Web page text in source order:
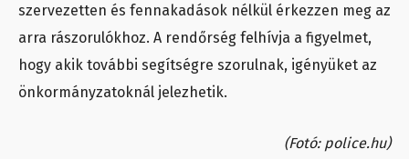
szervezetten és fennakadások nélkül érkezzen meg az
arra rászorulókhoz. A rendőrség felhívja a figyelmet,
hogy akik további segítségre szorulnak, igényüket az
önkormányzatoknál jelezhetik.
(Fotó: police.hu)